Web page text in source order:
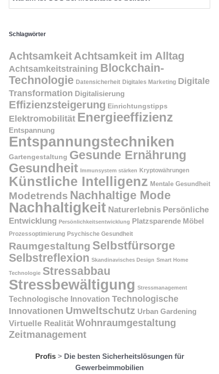
Schlagwörter
Achtsamkeit Achtsamkeit im Alltag
Achtsamkeitstraining Blockchain-
Technologie Datensicherheit Digitales Marketing Digitale
Transformation Digitalisierung
Effizienzsteigerung Einrichtungstipps
Elektromobilität Energieeffizienz
Entspannung
Entspannungstechniken
Gartengestaltung Gesunde Ernährung
Gesundheit Immunsystem stärken Kryptowährungen
Künstliche Intelligenz Mentale Gesundheit
Modetrends Nachhaltige Mode
Nachhaltigkeit Naturerlebnis Persönliche
Entwicklung Persönlichkeitsentwicklung Platzsparende Möbel
Prozessoptimierung Psychische Gesundheit
Raumgestaltung Selbstfürsorge
Selbstreflexion Skandinavisches Design Smart Home
Technologie Stressabbau
Stressbewältigung Stressmanagement
Technologische Innovation Technologische
Innovationen Umweltschutz Urban Gardening
Virtuelle Realität Wohnraumgestaltung
Zeitmanagement
Profis> Die besten Sicherheitslösungen für
Gewerbeimmobilien